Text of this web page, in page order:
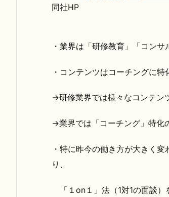
同社HP
・業界は「研修教育」「コンサ
・コンテンツはコーチングに特
→研修業界では様々なコンテン
→業界では「コーチング」特化
・特に昨今の働き方が大きく
り、
「１on１」法（1対1の面談）